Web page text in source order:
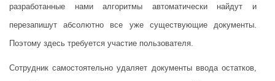
разработанные нами алгоритмы автоматически найдут и
перезапишут абсолютно все уже существующие документы.
Поэтому здесь требуется участие пользователя.
Сотрудник самостоятельно удаляет документы ввода остатков,